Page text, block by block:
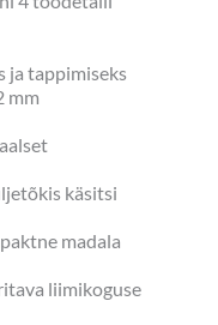
ja tappimiseks
mm
käsitsi
madala
liimikoguse